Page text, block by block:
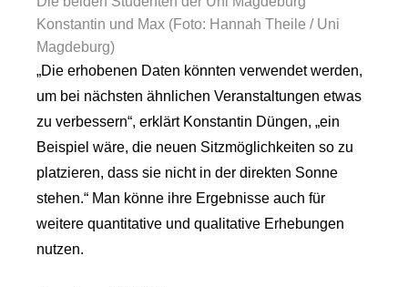
Konstantin und Max (Foto: Hannah Theile / Uni
Magdeburg)
„Die erhobenen Daten könnten verwendet werden,
um bei nächsten ähnlichen Veranstaltungen etwas
zu verbessern“, erklärt Konstantin Düngen, „ein
Beispiel wäre, die neuen Sitzmöglichkeiten so zu
platzieren, dass sie nicht in der direkten Sonne
stehen.“ Man könne ihre Ergebnisse auch für
weitere quantitative und qualitative Erhebungen
nutzen.